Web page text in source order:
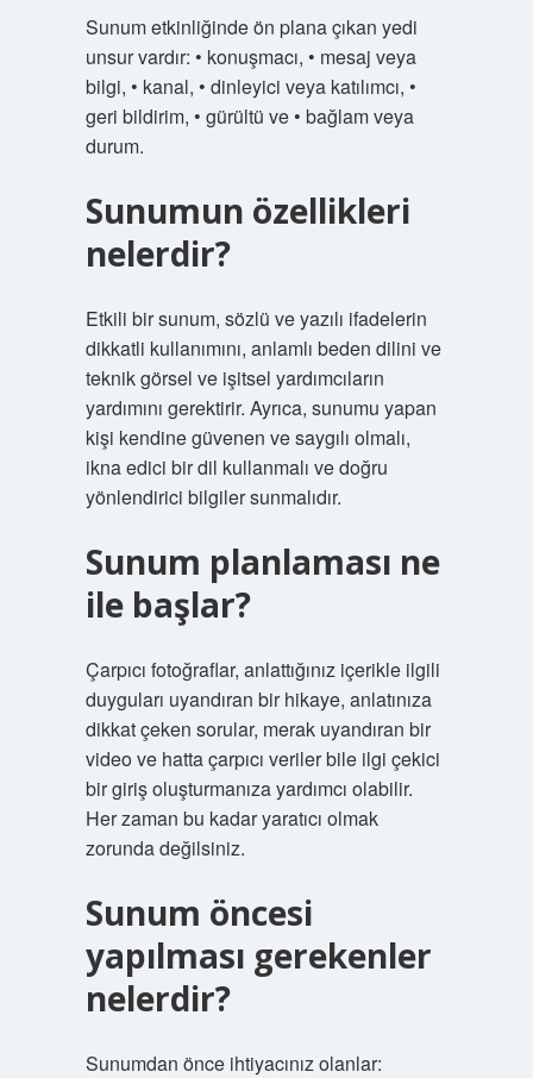
Sunum etkinliğinde ön plana çıkan yedi
unsur vardır: • konuşmacı, • mesaj veya
bilgi, • kanal, • dinleyici veya katılımcı, •
geri bildirim, • gürültü ve • bağlam veya
durum.
Sunumun özellikleri
nelerdir?
Etkili bir sunum, sözlü ve yazılı ifadelerin
dikkatli kullanımını, anlamlı beden dilini ve
teknik görsel ve işitsel yardımcıların
yardımını gerektirir. Ayrıca, sunumu yapan
kişi kendine güvenen ve saygılı olmalı,
ikna edici bir dil kullanmalı ve doğru
yönlendirici bilgiler sunmalıdır.
Sunum planlaması ne
ile başlar?
Çarpıcı fotoğraflar, anlattığınız içerikle ilgili
duyguları uyandıran bir hikaye, anlatınıza
dikkat çeken sorular, merak uyandıran bir
video ve hatta çarpıcı veriler bile ilgi çekici
bir giriş oluşturmanıza yardımcı olabilir.
Her zaman bu kadar yaratıcı olmak
zorunda değilsiniz.
Sunum öncesi
yapılması gerekenler
nelerdir?
Sunumdan önce ihtiyacınız olanlar: